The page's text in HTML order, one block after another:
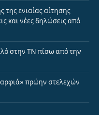
της ενιαίας αίτησης
και νέες δηλώσεις από
στην ΤΝ πίσω από την
πρώην στελεχών